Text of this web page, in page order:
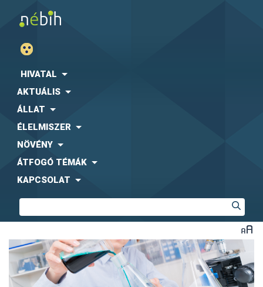
HIVATAL
AKTUÁLIS
ÁLLAT
ÉLELMISZER
NÖVÉNY
ÁTFOGÓ TÉMÁK
KAPCSOLAT